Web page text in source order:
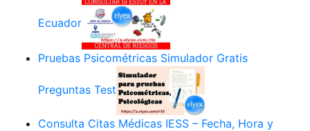
Ecuador
Pruebas Psicométricas Simulador Gratis
Preguntas Test
Consulta Citas Médicas IESS – Fecha, Hora y